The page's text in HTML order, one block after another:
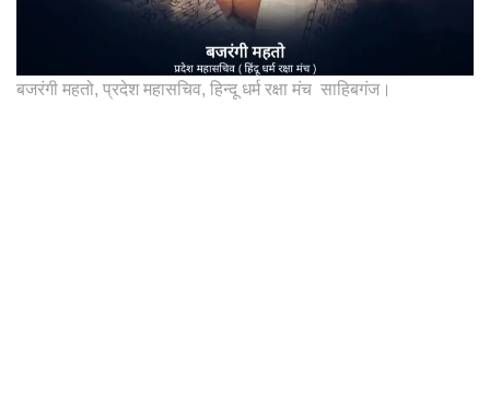
बजरंगी महतो, प्रदेश महासचिव, हिन्दू धर्म रक्षा मंच साहिबगंज।